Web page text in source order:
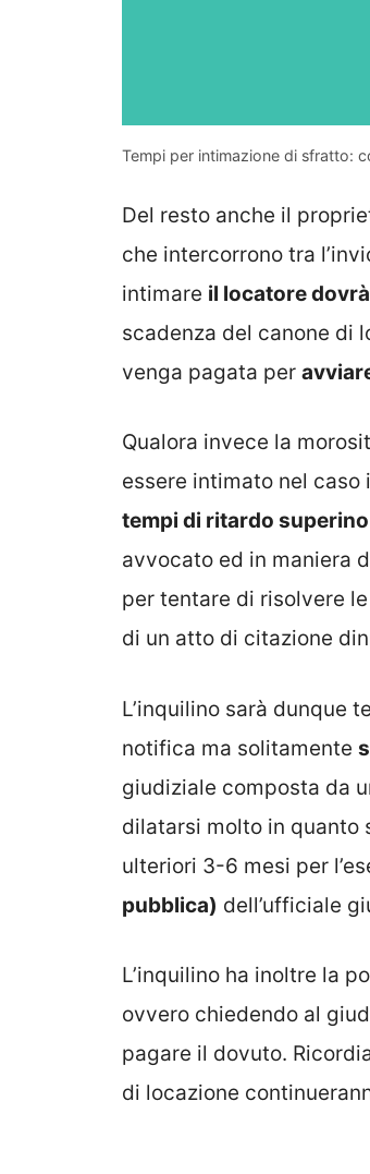
Tempi per intimazione di sfratto:
Del resto anche il
che intercorrono tra
intimare il locatore
scadenza del canone di
venga pagata per
Qualora invece la
essere intimato nel
tempi di ritardo
avvocato ed in maniera
per tentare di risolvere
di un atto di citazione
L’inquilino sarà dunque
notifica ma solitamente
giudiziale composta da
dilatarsi molto in quanto
ulteriori 3-6 mesi per
pubblica) dell’ufficiale
L’inquilino ha inoltre la
ovvero chiedendo al
pagare il dovuto.
di locazione